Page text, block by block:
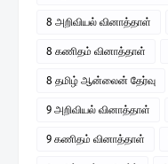
8 அறிவியல் வினாத்தாள்
8 கணிதம் வினாத்தாள்
8 தமிழ் ஆன்லைன் தேர்வு
9 அறிவியல் வினாத்தாள்
9 கணிதம் வினாத்தாள்